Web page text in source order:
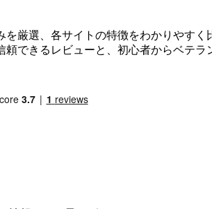
厳選、各サイトの特徴をわかりやすく
できるレビューと、初心者からベテ